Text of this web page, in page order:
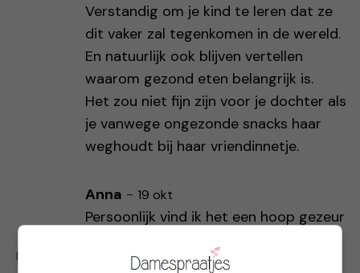
Verstandig om je kind te leren dat ze
dit vaker zal tegenkomen in de wereld.
En natuurlijk ook blijven vertellen
waarom gezond eten belangrijk is.
Het zou niet fijn zijn voor je dochter als
je vanwege ongezonde snacks haar
weghoudt bij haar vriendinnetje.
REAGEER
Anna - 19 okt
Persoonlijk vind ik het een hoop gezeur
Als ik in de schoolpauze middelbare